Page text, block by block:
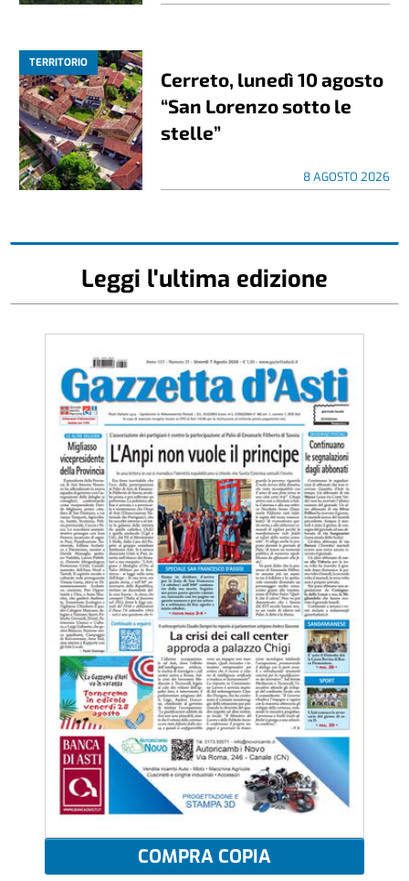
TERRITORIO
Cerreto, lunedì 10 agosto
“San Lorenzo sotto le
stelle”
8 AGOSTO 2026
Leggi l'ultima edizione
COMPRA COPIA